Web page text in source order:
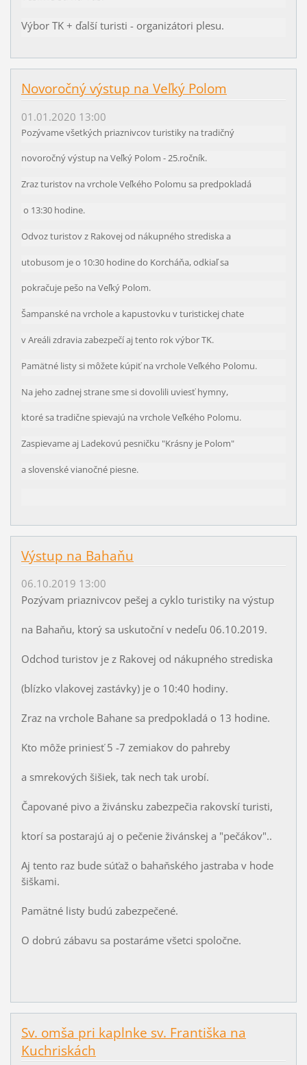
Výbor TK + ďalší turisti - organizátori plesu.
Novoročný výstup na Veľký Polom
01.01.2020 13:00
Pozývame všetkých priaznivcov turistiky na tradičný
novoročný výstup na Veľký Polom - 25.ročník.
Zraz turistov na vrcholeVeľkého Polomu sa predpokladá
o 13:30 hodine.
Odvoz turistov z Rakovej od nákupného strediska a
utobusom je o 10:30 hodine do Korcháňa, odkiaľ sa
pokračuje pešo na Veľký Polom.
Šampanské na vrchole a kapustovku v turistickej chate
v Areáli zdravia zabezpečí aj tento rok výbor TK.
Pamätné listy si môžete kúpiť na vrchole Veľkého Polomu.
Na jeho zadnej strane sme si dovolili uviesť hymny,
ktoré sa tradične spievajú na vrchole Veľkého Polomu.
Zaspievame aj Ladekovú pesničku "Krásny je Polom"
a slovenské vianočné piesne.
Výstup na Bahaňu
06.10.2019 13:00
Pozývam priaznivcov pešej a cyklo turistiky na výstup
na Bahaňu, ktorý sa uskutoční v nedeľu 06.10.2019.
Odchod turistov je z Rakovej od nákupného strediska
(blízko vlakovej zastávky) je o 10:40 hodiny.
Zraz na vrchole Bahane sa predpokladá o 13 hodine.
Kto môže priniesť 5 -7 zemiakov do pahreby
a smrekových šišiek, tak nech tak urobí.
Čapované pivo a živánsku zabezpečia rakovskí turisti,
ktorí sa postarajú aj o pečenie živánskej a "pečákov"..
Aj tento raz bude súťaž o bahaňského jastraba v hode
šiškami.
Pamätné listy budú zabezpečené.
O dobrú zábavu sa postaráme všetci spoločne.
Sv. omša pri kaplnke sv. Františka na
Kuchriskách